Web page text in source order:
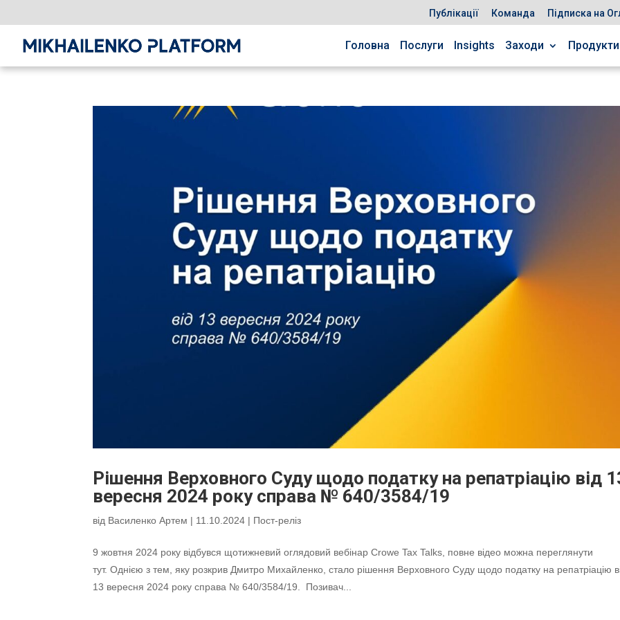
Публікації Команда Підписка на
Головна Послуги Insights Заходи Продукти
Рішення Верховного Суду щодо податку на репатріацію від
вересня 2024 року справа № 640/3584/19
від Василенко Артем | 11.10.2024 | Пост-реліз
9 жовтня 2024 року відбувся щотижневий оглядовий вебінар Crowe Tax Talks, повне відео можна переглянути
тут. Однією з тем, яку розкрив Дмитро Михайленко, стало рішення Верховного Суду щодо податку на репатріацію
13 вересня 2024 року справа № 640/3584/19. Позивач...